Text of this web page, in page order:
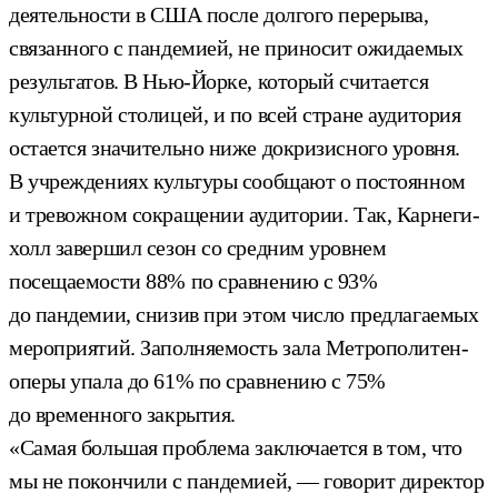
деятельности в США после долгого перерыва,
связанного с пандемией, не приносит ожидаемых
результатов. В Нью-Йорке, который считается
культурной столицей, и по всей стране аудитория
остается значительно ниже докризисного уровня.
В учреждениях культуры сообщают о постоянном
и тревожном сокращении аудитории. Так, Карнеги-
холл завершил сезон со средним уровнем
посещаемости 88% по сравнению с 93%
до пандемии, снизив при этом число предлагаемых
мероприятий. Заполняемость зала Метрополитен-
оперы упала до 61% по сравнению с 75%
до временного закрытия.
«Самая большая проблема заключается в том, что
мы не покончили с пандемией, — говорит директор